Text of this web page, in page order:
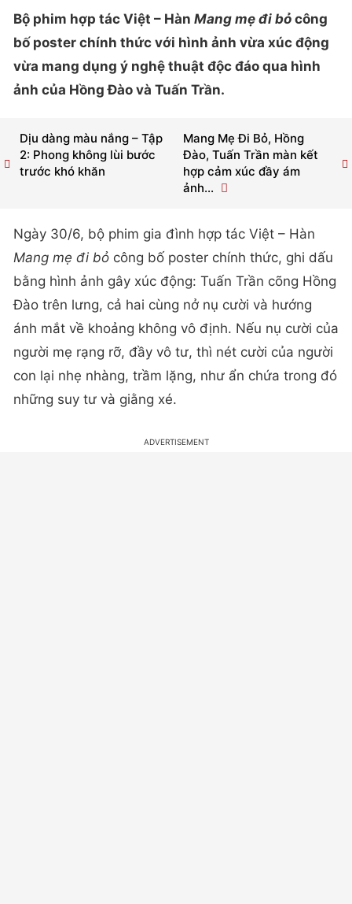
Bộ phim hợp tác Việt – Hàn Mang mẹ đi bỏ công
bố poster chính thức với hình ảnh vừa xúc động
vừa mang dụng ý nghệ thuật độc đáo qua hình
ảnh của Hồng Đào và Tuấn Trần.
Mang Mẹ Đi Bỏ, Hồng
Đào, Tuấn Trần màn kết
hợp cảm xúc đầy ám
ảnh...
Dịu dàng màu nắng – Tập
2: Phong không lùi bước
trước khó khăn
Ngày 30/6, bộ phim gia đình hợp tác Việt – Hàn
Mang mẹ đi bỏ công bố poster chính thức, ghi dấu
bằng hình ảnh gây xúc động: Tuấn Trần cõng Hồng
Đào trên lưng, cả hai cùng nở nụ cười và hướng
ánh mắt về khoảng không vô định. Nếu nụ cười của
người mẹ rạng rỡ, đầy vô tư, thì nét cười của người
con lại nhẹ nhàng, trầm lặng, như ẩn chứa trong đó
những suy tư và giằng xé.